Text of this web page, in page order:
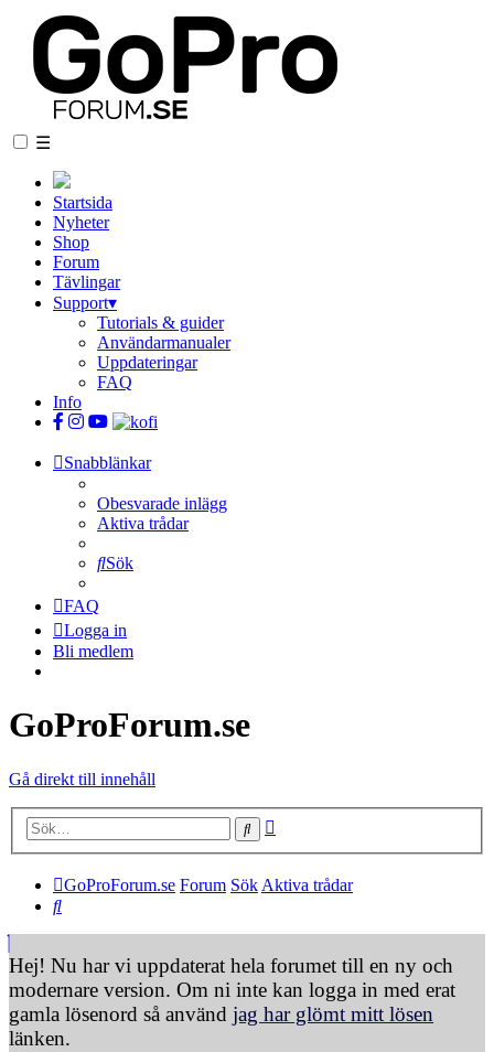
☰
Startsida
Nyheter
Shop
Forum
Tävlingar
Support▾
Tutorials & guider
Användarmanualer
Uppdateringar
FAQ
Info
Snabblänkar
Obesvarade inlägg
Aktiva trådar
Sök
FAQ
Logga in
Bli medlem
GoProForum.se
Gå direkt till innehåll
Sök
GoProForum.se Forum SökAktiva trådar
Sök
Hej! Nu har vi uppdaterat hela forumet till en ny och
modernare version. Om ni inte kan logga in med erat
gamla lösenord så använd jag har glömt mitt lösen
länken.